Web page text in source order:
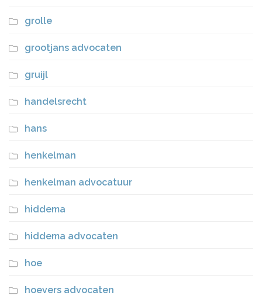
grolle
grootjans advocaten
gruijl
handelsrecht
hans
henkelman
henkelman advocatuur
hiddema
hiddema advocaten
hoe
hoevers advocaten